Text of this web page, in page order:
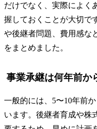
だけでなく、実際によく
握しておくことが大切で
や後継者問題、費用感な
をまとめました。
事業承継は何年前か
一般的には、5〜10年前
います。後継者育成や株